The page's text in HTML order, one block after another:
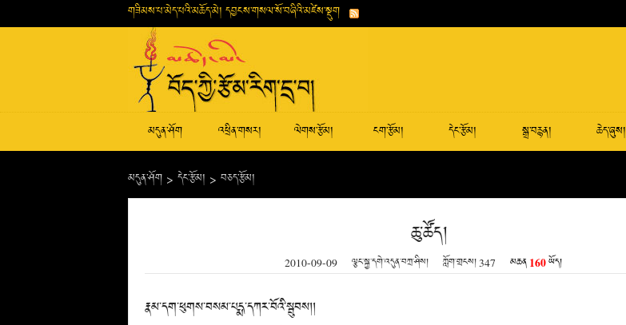
གཟིམས་པ་མེད་པའི་མཆོད་མེ། དབྱངས་གསལ་སོ་བཞིའི་མཛེས་སྡུག
མདུན་ཤོག འཕྲིན་གསར། ལེགས་རྩོམ། ངག་རྩོམ། དེང་རྩོམ། སྒྲ་བརྙན། ཆེད་ཞུས།
མདུན་ཤོག > དེང་རྩོམ། > བཅད་རྩོམ།
ཆུ་ཚོད།
2010-09-09 ལྕང་སྐྱ་དགེ་འདུན་བཀྲ་ཤིས། ཀློག་གྲངས།347 མཆན 160ཡོད།
རྣམ་དག་ཕུགས་བསམ་པདྨ་དཀར་བོའི་སྦུབས།།